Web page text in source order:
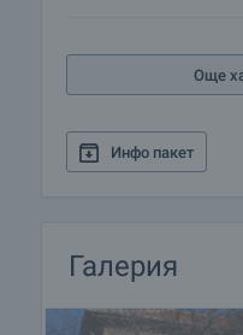
Стратегическото
дава възможност за
Още
Инфо пакет
Галерия